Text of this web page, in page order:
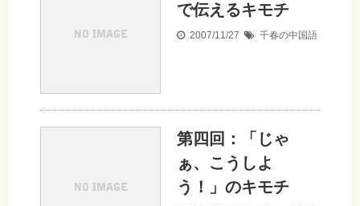
で伝えるキモチ
2007/11/27 千春の中国語
第四回：「じゃ
ぁ、こうしよ
う！」のキモチ